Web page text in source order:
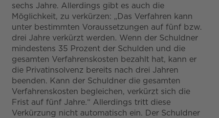
sechs Jahre. Allerdings gibt es auch die
Möglichkeit, zu verkürzen: „Das Verfahren kann
unter bestimmten Voraussetzungen auf fünf bzw.
drei Jahre verkürzt werden. Wenn der Schuldner
mindestens 35 Prozent der Schulden und die
gesamten Verfahrenskosten bezahlt hat, kann er
die Privatinsolvenz bereits nach drei Jahren
beenden. Kann der Schuldner die gesamten
Verfahrenskosten begleichen, verkürzt sich die
Frist auf fünf Jahre.“ Allerdings tritt diese
Verkürzung nicht automatisch ein. Der Schuldner